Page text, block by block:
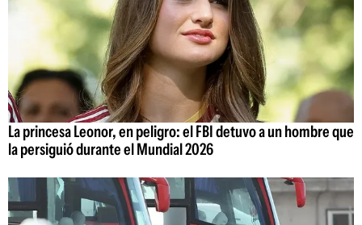
La princesa Leonor, en peligro: el FBI detuvo a un hombre que
la persiguió durante el Mundial 2026